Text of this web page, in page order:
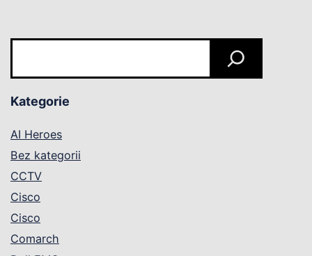
Kategorie
AI Heroes
Bez kategorii
CCTV
Cisco
Cisco
Comarch